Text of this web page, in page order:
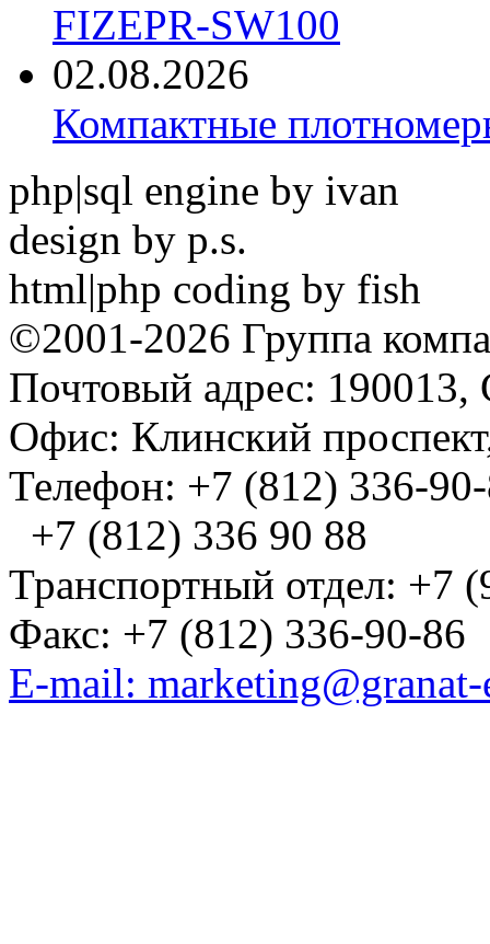
FIZEPR-SW100
02.08.2026
Компактные
php|sql engine by ivan
design by p.s.
html|php coding by fish
©2001-2026 Группа
Почтовый адрес: 190013,
Офис: Клинский
Телефон: +7 (812) 336-
+7 (812) 336 90 88
Транспортный отдел: +7
Факс: +7 (812) 336-90-86
E-mail: